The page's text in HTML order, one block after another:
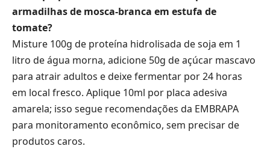
armadilhas de mosca-branca em estufa de
tomate?
Misture 100g de proteína hidrolisada de soja em 1
litro de água morna, adicione 50g de açúcar mascavo
para atrair adultos e deixe fermentar por 24 horas
em local fresco. Aplique 10ml por placa adesiva
amarela; isso segue recomendações da EMBRAPA
para monitoramento econômico, sem precisar de
produtos caros.